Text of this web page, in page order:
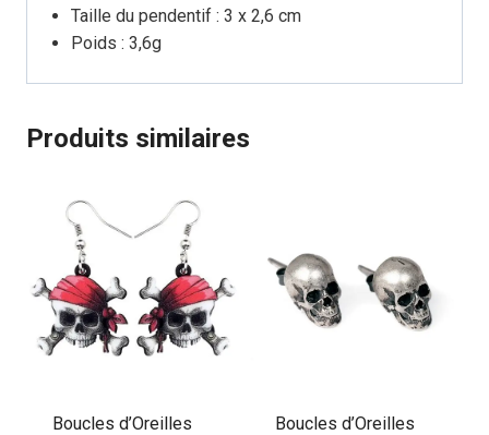
Taille du pendentif : 3 x 2,6 cm
Poids : 3,6g
Produits similaires
Boucles d’Oreilles
Boucles d’Oreilles